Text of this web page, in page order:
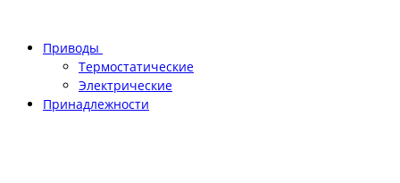
Приводы
Термостатические
Электрические
Принадлежности